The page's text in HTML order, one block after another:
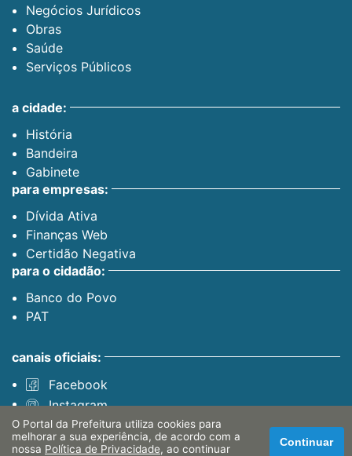
Negócios Jurídicos
Obras
Saúde
Serviços Públicos
a cidade:
História
Bandeira
Gabinete
para empresas:
Dívida Ativa
Finanças Web
Certidão Negativa
para o cidadão:
Banco do Povo
PAT
canais oficiais:
Facebook
Instagram
Youtube
servidor:
O Portal da Prefeitura utiliza cookies para
melhorar a sua experiência, de acordo com a
nossa Política de Privacidade, ao continuar
Continuar